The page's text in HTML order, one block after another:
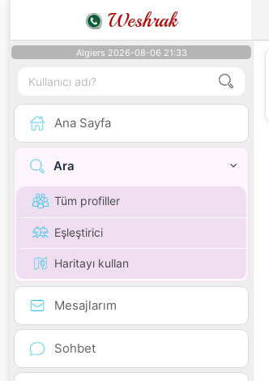
Weshrak
Algiers 2026-08-06 21:33
Ana Sayfa
Ara
Tüm profiller
Eşleştirici
Haritayı kullan
Mesajlarım
Sohbet